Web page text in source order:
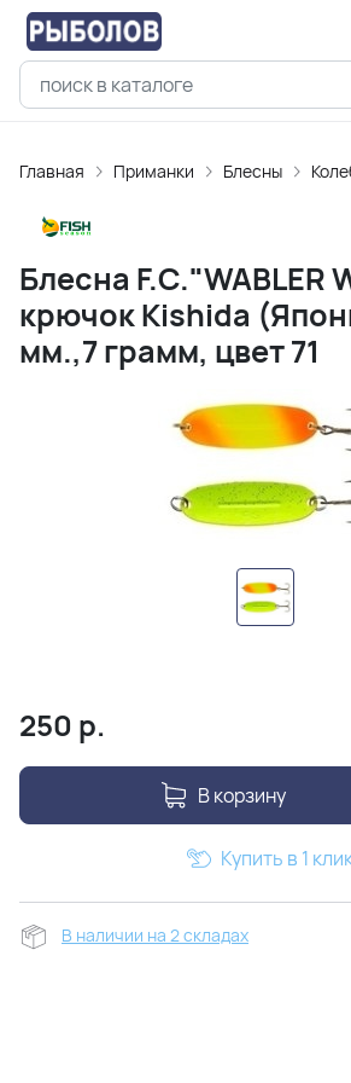
Главная Приманки Блесны
Блесна F.C."WABLER
крючок Kishida
мм.,7 грамм, цвет 71
250 р.
В корзину
Купить в 1
В наличии на 2 складах